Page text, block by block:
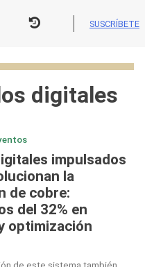
SUSCRÍBETE
digitales
impulsados
la
de cobre:
del 32% en
optimización